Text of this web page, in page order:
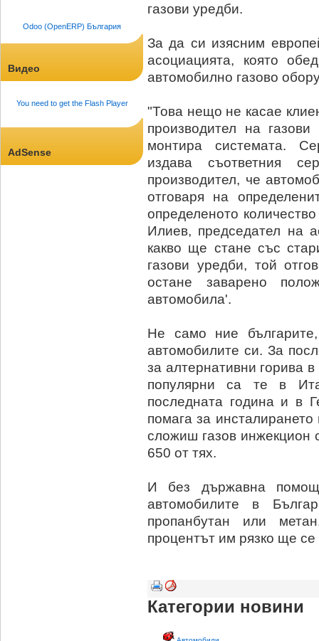
Odoo (OpenERP) България
Видео
You need to get the Flash Player
AdSense
газови уредби.
За да си изясним
асоциацията, която
автомобилно газово
"Това нещо не касае
производител на
монтира системата.
издава съответния
производител, че
отговаря на
определеното
Илиев, председател на
какво ще стане със
газови уредби, той
остане заварено
автомобила'.
Не само ние
автомобилите си. За
за алтернативни горива
популярни са те в
последната година и в
помага за
сложиш газов инжекцион
650 от тях.
И без държавна
автомобилите в
пропанбутан или
процентът им рязко ще
Категории новини